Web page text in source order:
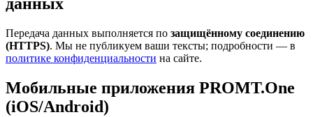
данных
Передача данных выполняется по защищённому соединению
(HTTPS). Мы не публикуем ваши тексты; подробности — в
политике конфиденциальности на сайте.
Мобильные приложения PROMT.One
(iOS/Android)